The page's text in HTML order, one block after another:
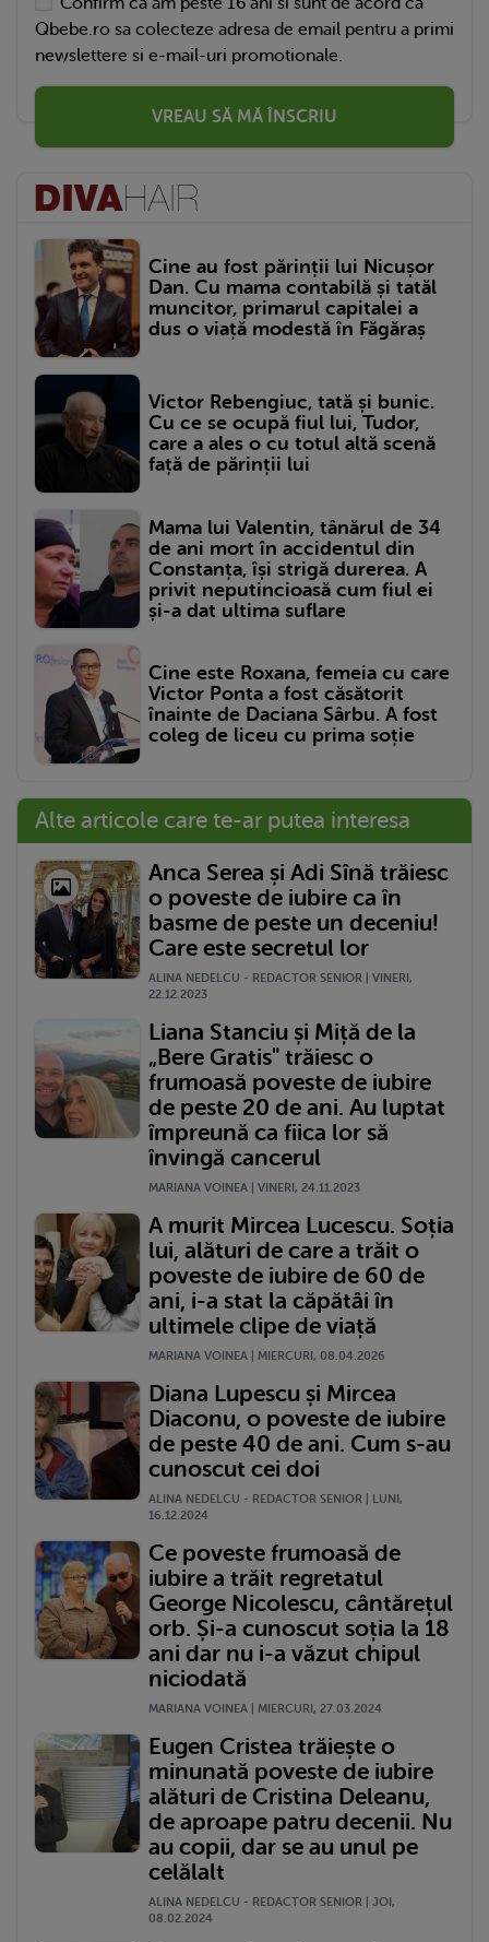
Qbebe.ro sa colecteze adresa de email pentru a primi
newslettere si e-mail-uri promotionale.
VREAU SĂ MĂ ÎNSCRIU
Cine au fost părinții lui Nicușor
Dan. Cu mama contabilă și tatăl
muncitor, primarul capitalei a
dus o viață modestă în Făgăraș
Victor Rebengiuc, tată și bunic.
Cu ce se ocupă fiul lui, Tudor,
care a ales o cu totul altă scenă
față de părinții lui
Mama lui Valentin, tânărul de 34
de ani mort în accidentul din
Constanța, își strigă durerea. A
privit neputincioasă cum fiul ei
și-a dat ultima suflare
Cine este Roxana, femeia cu care
Victor Ponta a fost căsătorit
înainte de Daciana Sârbu. A fost
coleg de liceu cu prima soție
Alte articole care te-ar putea interesa
Anca Serea și Adi Sînă trăiesc
o poveste de iubire ca în
basme de peste un deceniu!
Care este secretul lor
ALINA NEDELCU - REDACTOR SENIOR | VINERI,
22.12.2023
Liana Stanciu și Miță de la
„Bere Gratis" trăiesc o
frumoasă poveste de iubire
de peste 20 de ani. Au luptat
împreună ca fiica lor să
învingă cancerul
MARIANA VOINEA | VINERI, 24.11.2023
A murit Mircea Lucescu. Soția
lui, alături de care a trăit o
poveste de iubire de 60 de
ani, i-a stat la căpătâi în
ultimele clipe de viață
MARIANA VOINEA | MIERCURI, 08.04.2026
Diana Lupescu și Mircea
Diaconu, o poveste de iubire
de peste 40 de ani. Cum s-au
cunoscut cei doi
ALINA NEDELCU - REDACTOR SENIOR | LUNI,
16.12.2024
Ce poveste frumoasă de
iubire a trăit regretatul
George Nicolescu, cântărețul
orb. Și-a cunoscut soția la 18
ani dar nu i-a văzut chipul
niciodată
MARIANA VOINEA | MIERCURI, 27.03.2024
Eugen Cristea trăiește o
minunată poveste de iubire
alături de Cristina Deleanu,
de aproape patru decenii. Nu
au copii, dar se au unul pe
celălalt
ALINA NEDELCU - REDACTOR SENIOR | JOI,
08.02.2024